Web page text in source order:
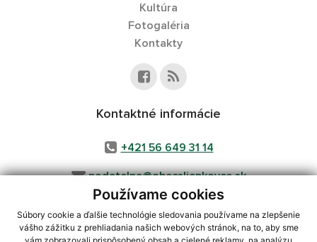
Používame cookies
Súbory cookie a ďalšie technológie sledovania používame na zlepšenie
vášho zážitku z prehliadania našich webových stránok, na to, aby sme
Kultúra
Fotogaléria
Kontakty
Kontaktné informácie
+421 56 649 31 14
podatelna@obecsliepkovce.sk